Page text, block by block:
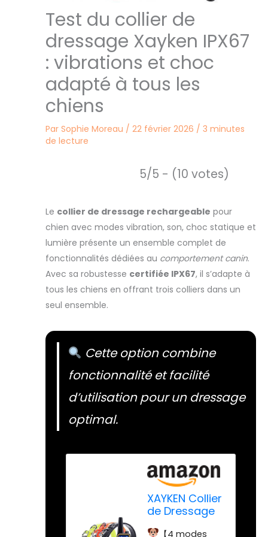
Test du collier de
dressage Xayken IPX67
: vibrations et choc
adapté à tous les
chiens
Par Sophie Moreau / 22 février 2026 / 3 minutes
de lecture
5/5 - (10 votes)
Le collier de dressage rechargeable pour
chien avec modes vibration, son, choc statique et
lumière présente un ensemble complet de
fonctionnalités dédiées au comportement canin.
Avec sa robustesse certifiée IPX67, il s’adapte à
tous les chiens en offrant trois colliers dans un
seul ensemble.
Cette option combine
fonctionnalité et facilité
d’utilisation pour un dressage
optimal.
XAYKEN Collier
de Dressage
【4 modes